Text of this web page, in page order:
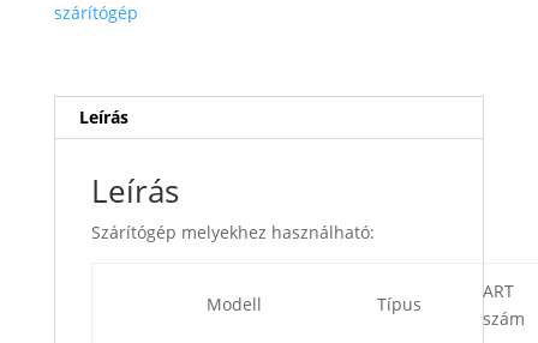
mennyiség
szárítógép
Leírás
Leírás
Szárítógép melyekhez használható:
Modell Típus
ART
szám